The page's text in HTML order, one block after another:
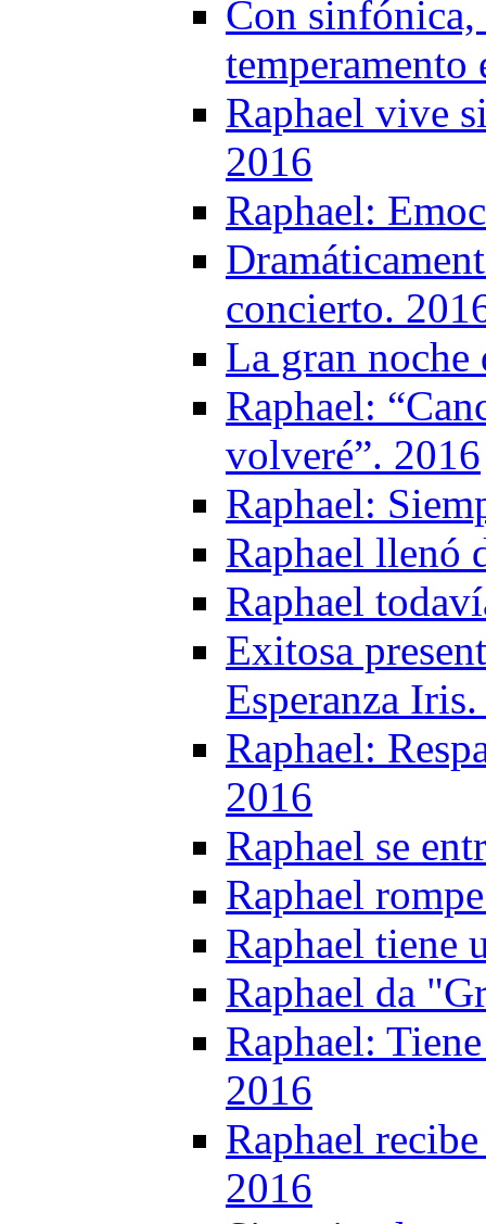
Con sinfónica,
Raphael vive
2016
Raphael:
concierto.
La gran noche
Raphael:
volveré”. 2016
Raphael:
Raphael llenó
Raphael
Exitosa
Esperanza
Raphael:
2016
Raphael se
Raphael
Raphael tiene
Raphael da
Raphael:
2016
Raphael
2016